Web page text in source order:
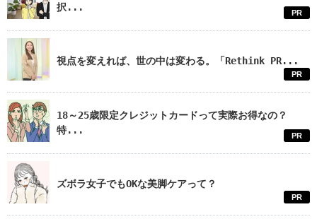
択... PR
視点を変えれば、世の中は変わる。「Rethink PR...
PR
18～25歳限定クレジットカードって実際お得なの？
特...
PR
ズボラ女子でもOKな美脚ケアって？
PR